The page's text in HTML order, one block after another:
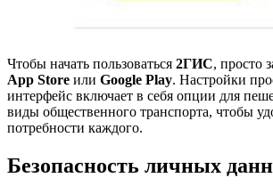
Чтобы начать пользоваться 2ГИС, просто
App Store или Google Play. Настройки
интерфейс включает в себя опции для
виды общественного транспорта, чтобы
потребности каждого.
Безопасность личных